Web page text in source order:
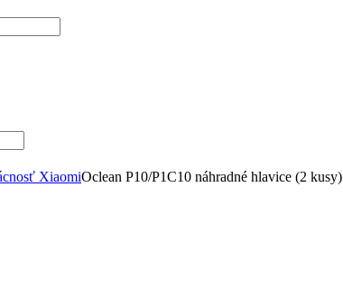
XiaomiOclean P10/P1C10 náhradné hlavice (2 kusy)